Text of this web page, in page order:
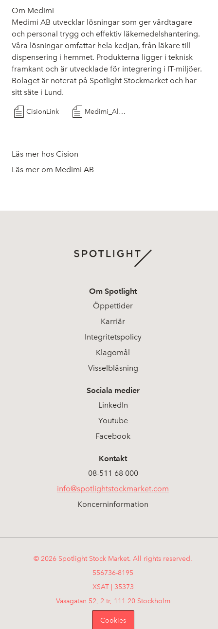
Om Medimi
Medimi AB utvecklar lösningar som ger vårdtagare
och personal trygg och effektiv läkemedelshantering.
Våra lösningar omfattar hela kedjan, från läkare till
dispensering i hemmet. Produkterna ligger i teknisk
framkant och är utvecklade för integrering i IT-miljöer.
Bolaget är noterat på Spotlight Stockmarket och har
sitt säte i Lund.
CisionLink Medimi_Allman_Uppdatering_20230412
Läs mer hos Cision
Läs mer om Medimi AB
Om Spotlight
Öppettider
Karriär
Integritetspolicy
Klagomål
Visselblåsning
Sociala medier
LinkedIn
Youtube
Facebook
Kontakt
08-511 68 000
info@spotlightstockmarket.com
Koncerninformation
© 2026 Spotlight Stock Market. All rights reserved.
556736-8195
XSAT | 35373
Vasagatan 52, 2 tr, 111 20 Stockholm
Cookies